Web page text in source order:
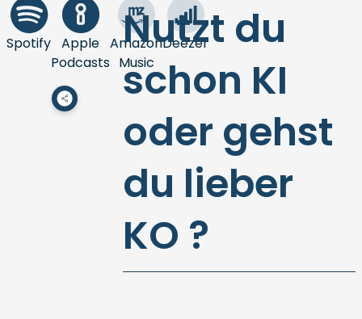
Spotify Apple
Podcasts
Amazon
Music
Deezer
Nutzt du
schon KI
oder gehst
du lieber
KO ?